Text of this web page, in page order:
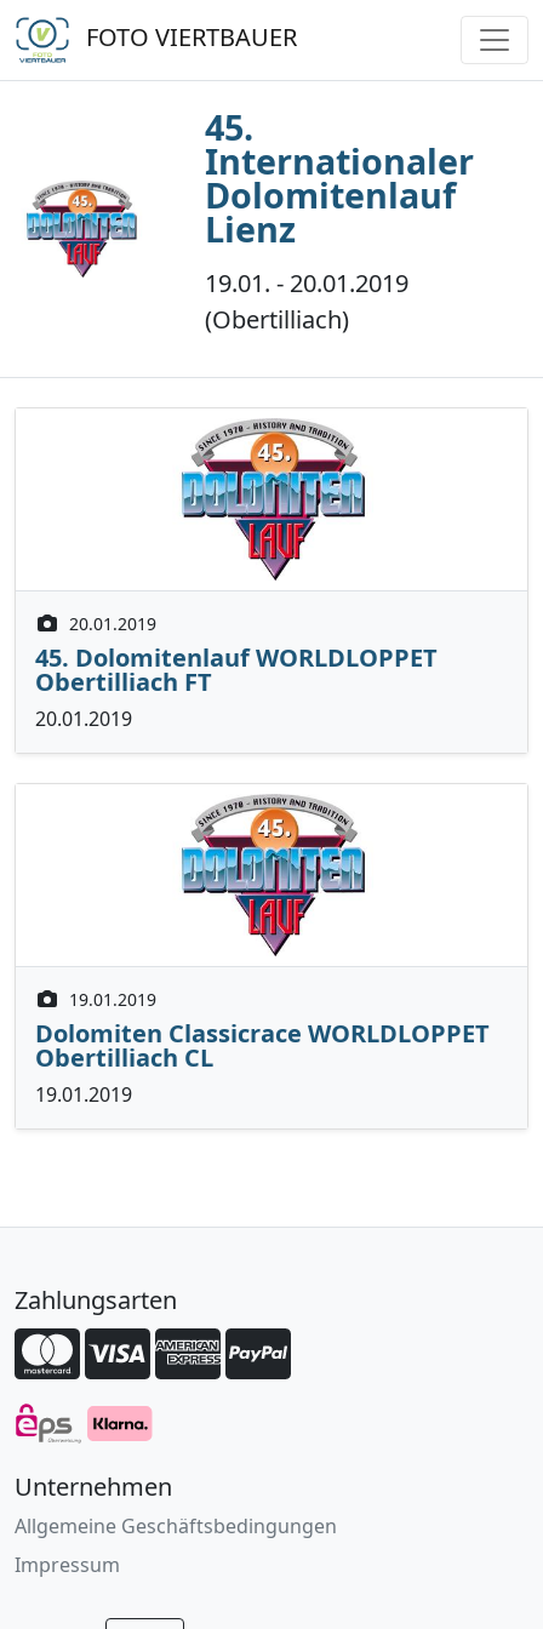
FOTO VIERTBAUER
45.
Internationaler
Dolomitenlauf
Lienz
19.01. - 20.01.2019
(Obertilliach)
20.01.2019
45. Dolomitenlauf WORLDLOPPET
Obertilliach FT
20.01.2019
19.01.2019
Dolomiten Classicrace WORLDLOPPET
Obertilliach CL
19.01.2019
Zahlungsarten
Unternehmen
Allgemeine Geschäftsbedingungen
Impressum